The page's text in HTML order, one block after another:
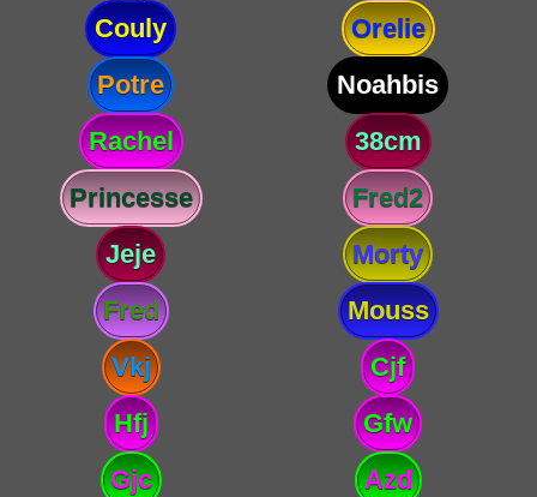
Couly
Orelie
Potre
Noahbis
Rachel
38cm
Princesse
Fred2
Jeje
Morty
Fred
Mouss
Vkj
Cjf
Hfj
Gfw
Gjc
Azd